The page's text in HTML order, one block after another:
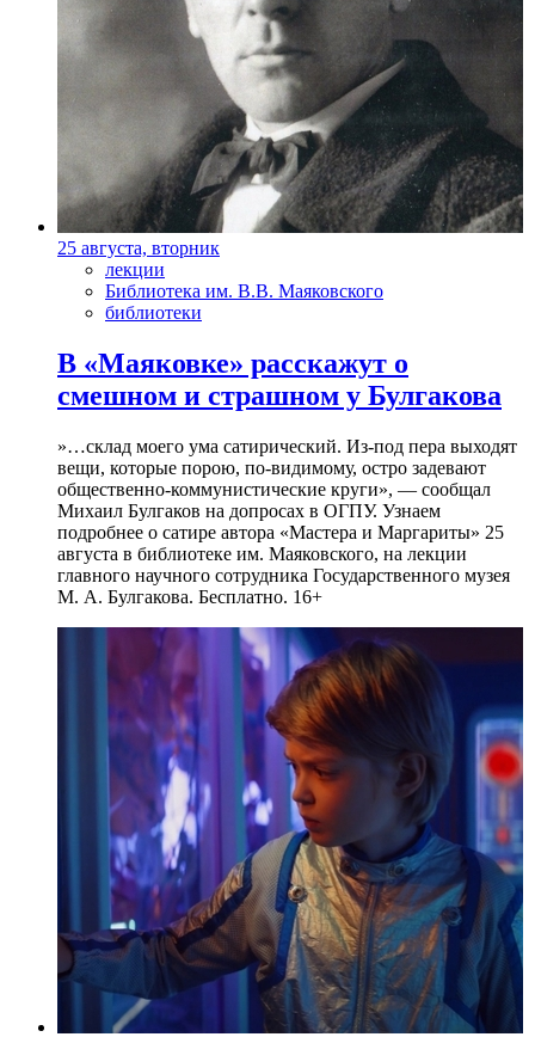
25 августа, вторник
лекции
Библиотека им. В.В. Маяковского
библиотеки
В «Маяковке» расскажут о
смешном и страшном у Булгакова
»…склад моего ума сатирический. Из-под пера выходят
вещи, которые порою, по-видимому, остро задевают
общественно-коммунистические круги», — сообщал
Михаил Булгаков на допросах в ОГПУ. Узнаем
подробнее о сатире автора «Мастера и Маргариты» 25
августа в библиотеке им. Маяковского, на лекции
главного научного сотрудника Государственного музея
М. А. Булгакова. Бесплатно. 16+